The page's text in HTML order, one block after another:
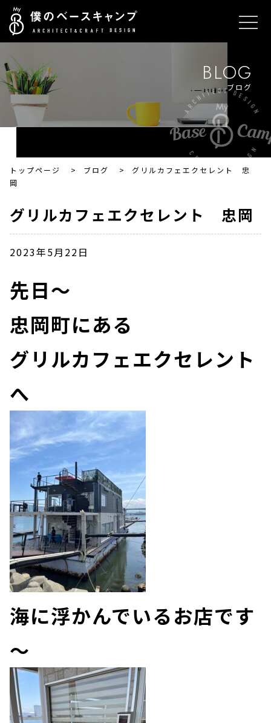
BLOG
ブログ
トップページ > ブログ >
グリルカフェエクセレント 忠
岡
グリルカフェエクセレント 忠岡
2023年5月22日
先日～
忠岡町にある
グリルカフェエクセレント
へ
海に浮かんでいるお店です
～